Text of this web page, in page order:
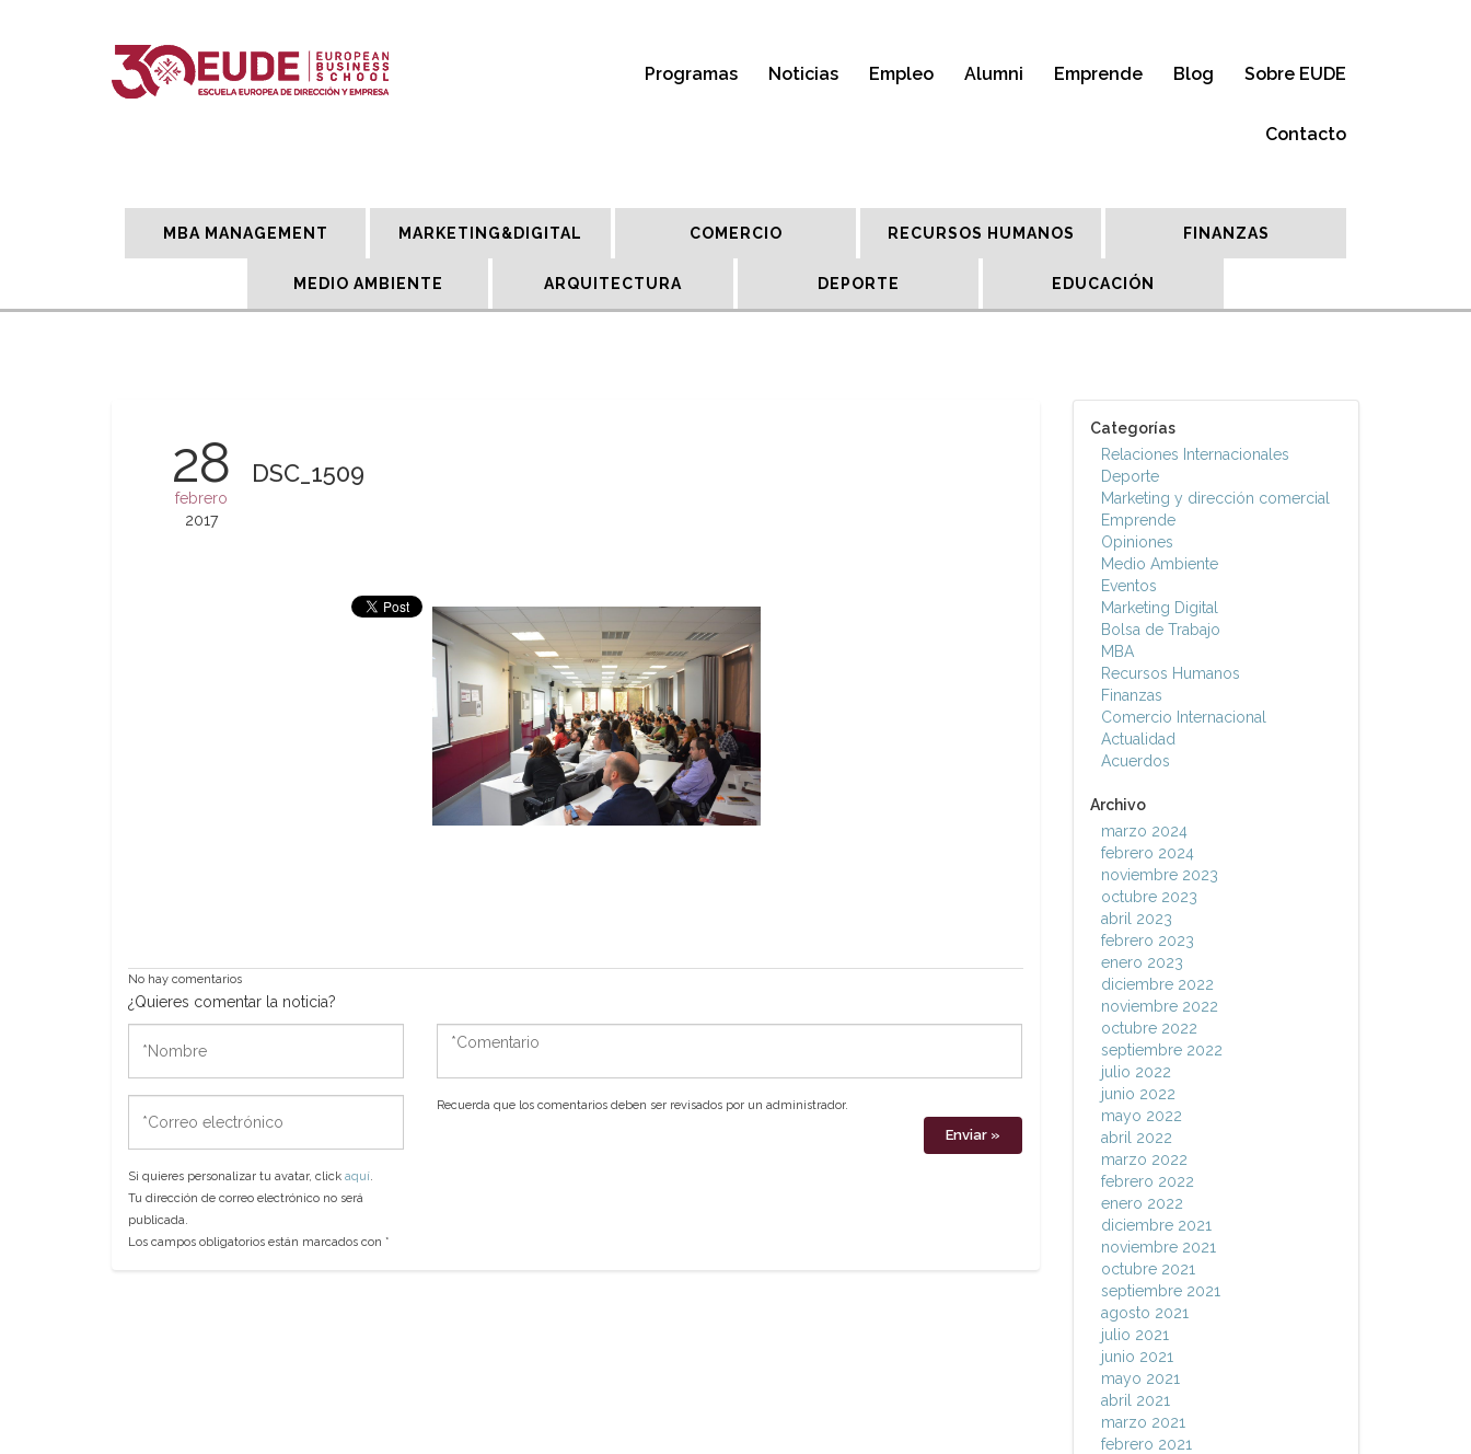
Programas Noticias Empleo Alumni Emprende Blog Sobre EUDE
Contacto
MBA MANAGEMENT MARKETING&DIGITAL COMERCIO RECURSOS HUMANOS FINANZAS
MEDIO AMBIENTE ARQUITECTURA DEPORTE EDUCACIÓN
28
febrero
2017
DSC_1509
No hay comentarios
¿Quieres comentar la noticia?
electrónico
Si quieres personalizar tu avatar, click aquí.
Tu dirección de correo electrónico no será
publicada.
Los campos obligatorios están marcados con *
*Comentario
Recuerda que los comentarios deben ser revisados por un administrador.
Categorías
Relaciones Internacionales
Deporte
Marketing y dirección comercial
Emprende
Opiniones
Medio Ambiente
Eventos
Marketing Digital
Bolsa de Trabajo
MBA
Recursos Humanos
Finanzas
Comercio Internacional
Actualidad
Acuerdos
Archivo
marzo 2024
febrero 2024
noviembre 2023
octubre 2023
abril 2023
febrero 2023
enero 2023
diciembre 2022
noviembre 2022
octubre 2022
septiembre 2022
julio 2022
junio 2022
mayo 2022
abril 2022
marzo 2022
febrero 2022
enero 2022
diciembre 2021
noviembre 2021
octubre 2021
septiembre 2021
agosto 2021
julio 2021
junio 2021
mayo 2021
abril 2021
marzo 2021
febrero 2021